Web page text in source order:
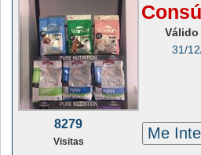
31/
8279
Visitas Me